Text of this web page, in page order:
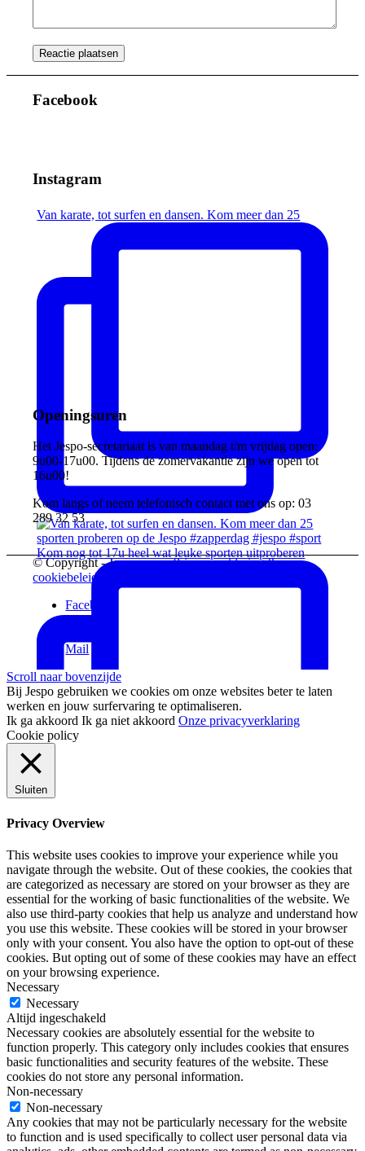
Facebook
Instagram
Van karate, tot surfen en dansen. Kom meer dan 25
Kom nog tot 17u heel wat leuke sporten uitproberen
Openingsuren
Het Jespo-secretariaat is van maandag t/m vrijdag open:
9u00-17u00. Tijdens de zomervakantie zijn we open tot
16u00!
Kom langs of neem telefonisch contact met ons op: 03
289 32 53
© Copyright - Jespo vzw -Privacyverklaring &
cookiebeleid
Facebook
Instagram
Mail
Scroll naar bovenzijde
Bij Jespo gebruiken we cookies om onze websites beter te laten
werken en jouw surfervaring te optimaliseren.
Ik ga akkoord Ik ga niet akkoord Onze privacyverklaring
Cookie policy
Sluiten
Privacy Overview
This website uses cookies to improve your experience while you
navigate through the website. Out of these cookies, the cookies that
are categorized as necessary are stored on your browser as they are
essential for the working of basic functionalities of the website. We
also use third-party cookies that help us analyze and understand how
you use this website. These cookies will be stored in your browser
only with your consent. You also have the option to opt-out of these
cookies. But opting out of some of these cookies may have an effect
on your browsing experience.
Necessary
Necessary
Altijd ingeschakeld
Necessary cookies are absolutely essential for the website to
function properly. This category only includes cookies that ensures
basic functionalities and security features of the website. These
cookies do not store any personal information.
Non-necessary
Non-necessary
Any cookies that may not be particularly necessary for the website
to function and is used specifically to collect user personal data via